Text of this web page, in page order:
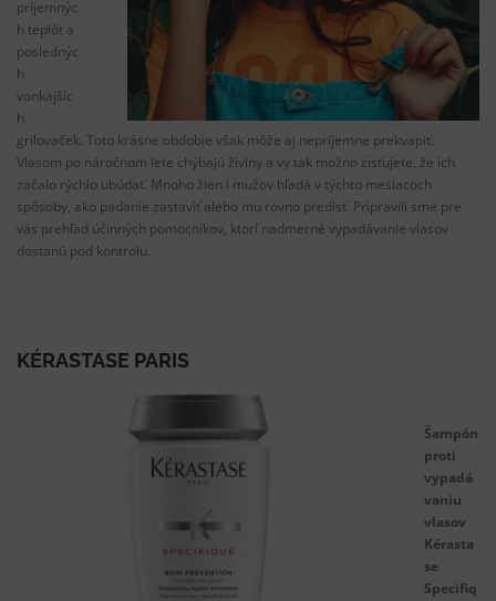
príjemnýc
h teplôt a
poslednýc
h
vonkajšíc
h
grilovaček. Toto krásne obdobie však môže aj nepríjemne prekvapiť.
Vlasom po náročnom lete chýbajú živiny a vy tak možno zisťujete, že ich
začalo rýchlo ubúdať. Mnoho žien i mužov hľadá v týchto mesiacoch
spôsoby, ako padanie zastaviť alebo mu rovno predísť. Pripravili sme pre
vás prehľad účinných pomocníkov, ktorí nadmerné vypadávanie vlasov
dostanú pod kontrolu.
KÉRASTASE PARIS
Šampón
proti
vypadá
vaniu
vlasov
Kérasta
se
Specifiq